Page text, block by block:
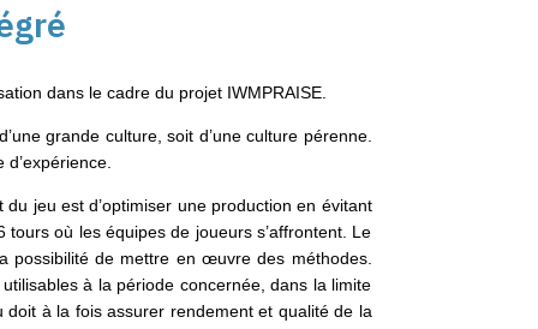
dans le cadre du projet IWMPRAISE.
grande culture, soit d’une culture pérenne.
jeu est d’optimiser une production en évitant
où les équipes de joueurs s’affrontent. Le
possibilité de mettre en œuvre des méthodes.
à la période concernée, dans la limite
à la fois assurer rendement et qualité de la